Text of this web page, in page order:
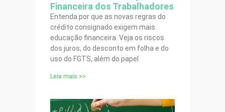
Financeira dos Trabalhadores
Entenda por que as novas regras do
crédito consignado exigem mais
educação financeira. Veja os riscos
dos juros, do desconto em folha e do
uso do FGTS, além do papel
Leia mais >>